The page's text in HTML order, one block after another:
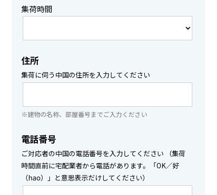
集荷時間
住所
集荷に伺う中国の住所を入力してください
※建物の名称、部屋番号までご入力ください
電話番号
ご対応者の中国の電話番号を入力してください （集荷
時間直前に宅配業者から電話があります。「OK／好
（hao）」と意思表示だけしてください）